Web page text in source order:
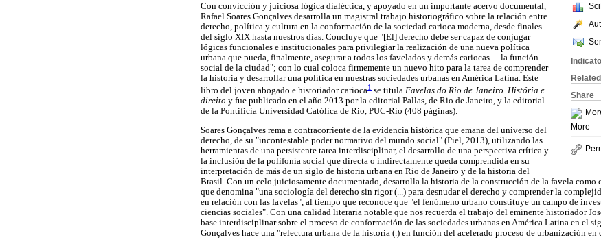
Share
More
Con convicción y juiciosa lógica dialéctica, y apoyado en un importante acervo documental,
Rafael Soares Gonçalves desarrolla un magistral trabajo historiográfico sobre la relación entre
derecho, política y cultura en la conformación de la sociedad carioca moderna, desde finales
del siglo XIX hasta nuestros días. Concluye que "[El] derecho debe ser capaz de conjugar
lógicas funcionales e institucionales para privilegiar la realización de una nueva política
urbana que pueda, finalmente, asegurar a todos los favelados y demás cariocas —la función
social de la ciudad"; con lo cual coloca firmemente un nuevo hito para la tarea de comprender
la historia y desarrollar una política en nuestras sociedades urbanas en América Latina. Este
libro del joven abogado e historiador carioca1 se titula Favelas do Rio de Janeiro. História e
direito y fue publicado en el año 2013 por la editorial Pallas, de Rio de Janeiro, y la editorial
de la Pontificia Universidad Católica de Rio, PUC-Rio (408 páginas).
Soares Gonçalves rema a contracorriente de la evidencia histórica que emana del universo del
derecho, de su "incontestable poder normativo del mundo social" (Piel, 2013), utilizando las
herramientas de una persistente tarea interdisciplinar, el desarrollo de una perspectiva crítica y
la inclusión de la polifonía social que directa o indirectamente queda comprendida en su
interpretación de más de un siglo de historia urbana en Rio de Janeiro y de la historia del
Brasil. Con un celo juiciosamente documentado, desarrolla la historia de la construcción de la favela
que denomina "una sociología del derecho sin rigor (...) para desnudar el derecho y comprender la
en relación con las favelas", al tiempo que reconoce que "el fenómeno urbano constituye un campo de
ciencias sociales". Con una calidad literaria notable que nos recuerda el trabajo del eminente historiador
base interdisciplinar sobre el proceso de conformación de las sociedades urbanas en América Latina en el
Gonçalves hace una "relectura urbana de la historia (.) en función del acelerado proceso de urbanización en